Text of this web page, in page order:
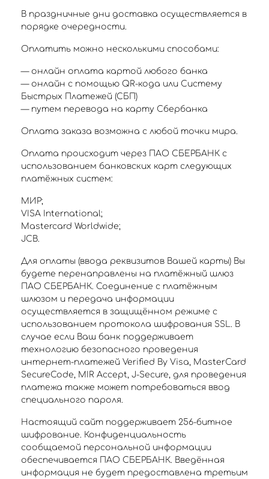
В праздничные дни доставка осуществляется в
порядке очередности.
Оплатить можно несколькими способами:
— онлайн оплата картой любого банка
— онлайн с помощью QR-кода или Систему
Быстрых Платежей (СБП)
— путем перевода на карту Сбербанка
Оплата заказа возможна с любой точки мира.
Оплата происходит через ПАО СБЕРБАНК с
использованием банковских карт следующих
платёжных систем:
МИР;
VISA International;
Mastercard Worldwide;
JCB.
Для оплаты (ввода реквизитов Вашей карты) Вы
будете перенаправлены на платёжный шлюз
ПАО СБЕРБАНК. Соединение с платёжным
шлюзом и передача информации
осуществляется в защищённом режиме с
использованием протокола шифрования SSL. В
случае если Ваш банк поддерживает
технологию безопасного проведения
интернет-платежей Verified By Visa, MasterCard
SecureCode, MIR Accept, J-Secure, для проведения
платежа также может потребоваться ввод
специального пароля.
Настоящий сайт поддерживает 256-битное
шифрование. Конфиденциальность
сообщаемой персональной информации
обеспечивается ПАО СБЕРБАНК. Введённая
информация не будет предоставлена третьим